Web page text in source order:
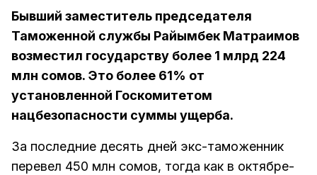
Бывший заместитель председателя
Таможенной службы Райымбек Матраимов
возместил государству более 1 млрд 224
млн сомов. Это более 61% от
установленной Госкомитетом
нацбезопасности суммы ущерба.
За последние десять дней экс-таможенник
перевел 450 млн сомов, тогда как в октябре-